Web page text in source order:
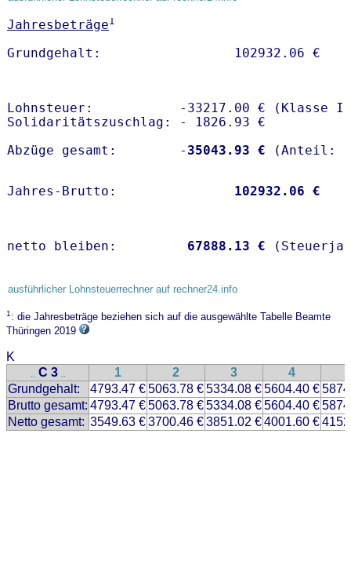
Jahresbeträge1
Lohnsteuer:           -33217.00 € (Klasse I)
Solidaritätszuschlag: - 1826.93 €
Abzüge gesamt:        - 35043.93 €
Jahres-Brutto: 102932.06 €
netto bleiben: 67888.13 €
ausführlicher Lohnsteuerrechner auf rechner24.info
1: die Jahresbeträge beziehen sich auf die ausgewählte Tabelle Beamte
Thüringen 2019
K
.. C 3 .. 1 2 3 4
Grundgehalt:
4793.47 €5063.78 €5334.08 €5604.40 €
Brutto gesamt: 4793.47 €5063.78 €5334.08 €5604.40 €
Netto gesamt: 3549.63 €3700.46 €3851.02 €4001.60 €